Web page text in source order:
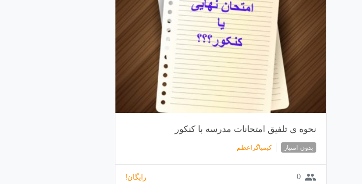
نحوه ی تلفیق امتحانات مدرسه با کنکور
بدون امتیاز کیمیاگراعظم
group
0 رایگان!